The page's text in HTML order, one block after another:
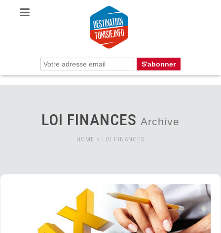
LOI FINANCES Archive
HOME > LOI FINANCES